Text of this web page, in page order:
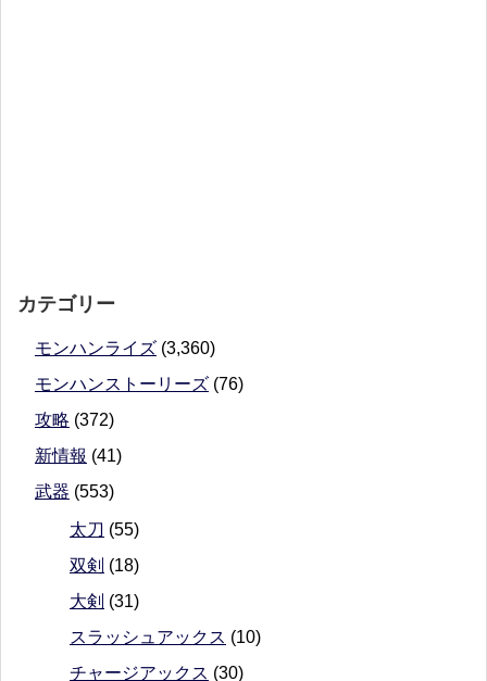
カテゴリー
モンハンライズ (3,360)
モンハンストーリーズ (76)
攻略 (372)
新情報 (41)
武器 (553)
太刀 (55)
双剣 (18)
大剣 (31)
スラッシュアックス (10)
チャージアックス (30)